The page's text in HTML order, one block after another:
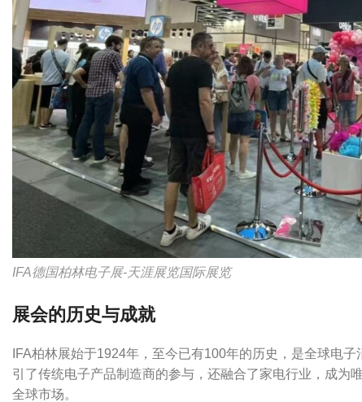
IFA德国柏林电子展-天涯展览国际展览
展会的历史与成就
IFA柏林展始于1924年，至今已有100年的历史，是全球电
引了传统电子产品制造商的参与，还融合了家电行业，成为
全球市场。